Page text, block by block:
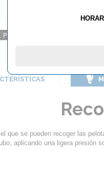
que se pueden recoger las
aplicando una ligera presión